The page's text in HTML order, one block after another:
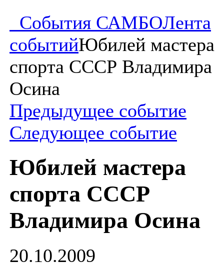
События САМБОЛента
событийЮбилей мастера
спорта СССР Владимира
Осина
Предыдущее событие
Следующее событие
Юбилей мастера
спорта СССР
Владимира Осина
20.10.2009